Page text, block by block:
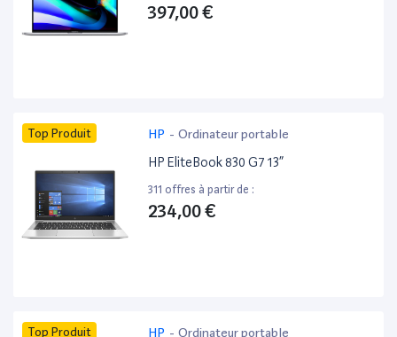
397,00 €
Top Produit HP - Ordinateur portable
HP EliteBook 830 G7 13”
311 offres à partir de :
234,00 €
Top Produit HP - Ordinateur portable